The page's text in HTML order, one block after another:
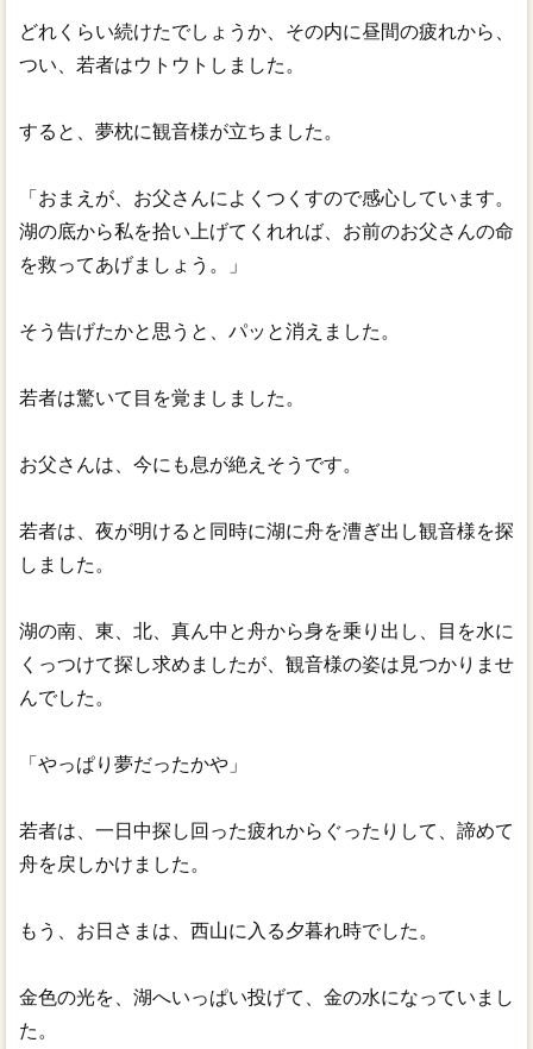
どれくらい続けたでしょうか、その内に昼間の疲れから、
つい、若者はウトウトしました。
すると、夢枕に観音様が立ちました。
「おまえが、お父さんによくつくすので感心しています。
湖の底から私を拾い上げてくれれば、お前のお父さんの命
を救ってあげましょう。」
そう告げたかと思うと、パッと消えました。
若者は驚いて目を覚ましました。
お父さんは、今にも息が絶えそうです。
若者は、夜が明けると同時に湖に舟を漕ぎ出し観音様を探
しました。
湖の南、東、北、真ん中と舟から身を乗り出し、目を水に
くっつけて探し求めましたが、観音様の姿は見つかりませ
んでした。
「やっぱり夢だったかや」
若者は、一日中探し回った疲れからぐったりして、諦めて
舟を戻しかけました。
もう、お日さまは、西山に入る夕暮れ時でした。
金色の光を、湖へいっぱい投げて、金の水になっていまし
た。